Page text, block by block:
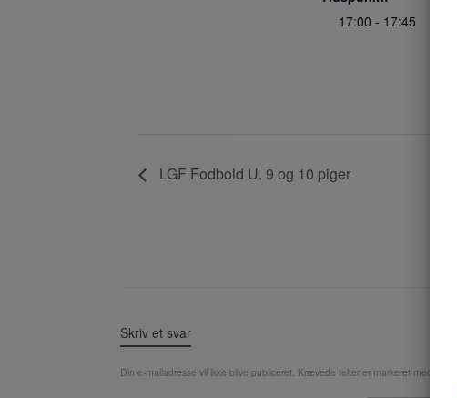
17:00 - 17:45
LGF Fodbold U. 9 og 10 piger
Skriv et svar
Din e-mailadresse vil ikke blive publiceret. Krævede felter er markeret med